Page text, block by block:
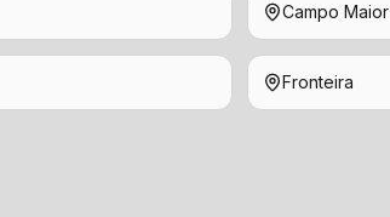
Campo Maior
Fronteira